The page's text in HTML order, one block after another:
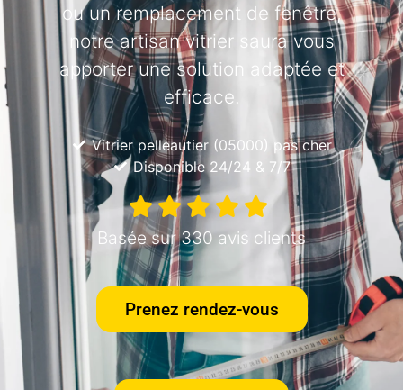
ou un remplacement de fenêtre,
notre artisan vitrier saura vous
apporter une solution adaptée et
efficace.
Vitrier pelleautier (05000) pas cher
Disponible 24/24 & 7/7
Basée sur 330 avis clients
Prenez rendez-vous